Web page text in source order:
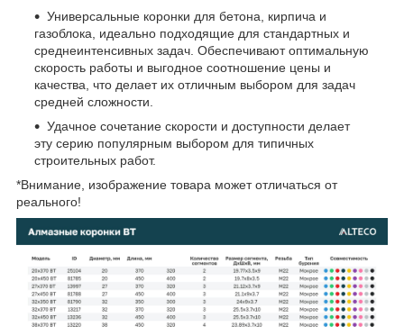
Универсальные коронки для бетона, кирпича и
газоблока, идеально подходящие для стандартных и
среднеинтенсивных задач. Обеспечивают оптимальную
скорость работы и выгодное соотношение цены и
качества, что делает их отличным выбором для задач
средней сложности.
Удачное сочетание скорости и доступности делает
эту серию популярным выбором для типичных
строительных работ.
*Внимание, изображение товара может отличаться от
реального!